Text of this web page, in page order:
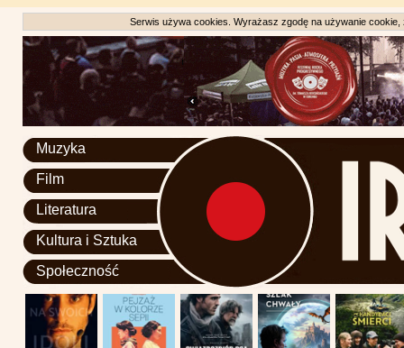
Serwis używa cookies. Wyrażasz zgodę na używanie
Muzyka
Film
Literatura
Kultura i Sztuka
Społeczność